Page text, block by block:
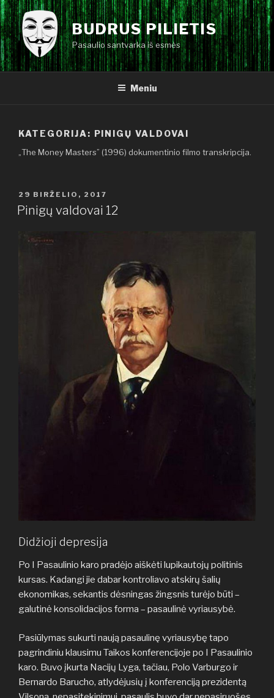
Eiti
prie
turinio
BUDRUS PILIETIS
Pasaulio santvarka iš esmės
Meniu
KATEGORIJA: PINIGŲ VALDOVAI
„The Money Masters” (1996) dokumentinio filmo transkripcija.
PASKELBTA
29 BIRŽELIO, 2017
Pinigų valdovai 12
Didžioji depresija
Po I Pasaulinio karo pradėjo aiškėti lupikautojų politinis
kursas. Kadangi jie dabar kontroliavo atskirų šalių
ekonomikas, sekantis dėsningas žingsnis turėjo būti –
galutinė konsolidacijos forma – pasaulinė vyriausybė.
Pasiūlymas sukurti naują pasaulinę vyriausybę tapo
pagrindiniu klausimu Taikos konferencijoje po I Pasaulinio
karo. Buvo įkurta Nacijų Lyga, tačiau, Polo Varburgo ir
Bernardo Barucho, atlydėjusių į konferenciją prezidentą